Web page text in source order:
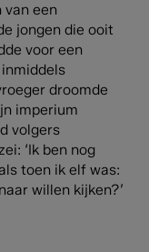
van een
jongen die ooit
voor een
droomde
imperium
volgers
‘Ik ben nog
toen ik elf was:
willen kijken?’